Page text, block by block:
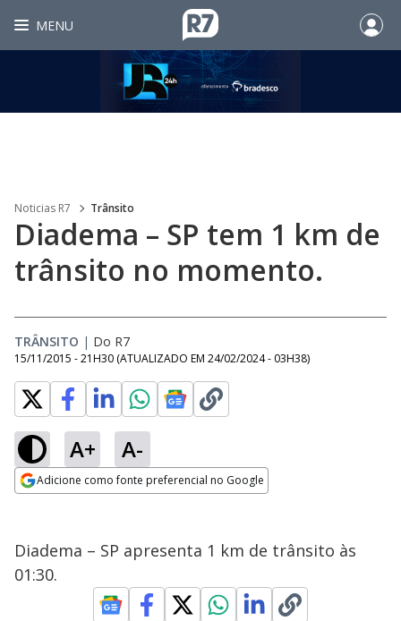
MENU
Noticias R7 Trânsito
Diadema – SP tem 1 km de
trânsito no momento.
TRÂNSITO | Do R7
15/11/2015 - 21H30 (ATUALIZADO EM 24/02/2024 - 03H38)
A+ A-
Adicione como fonte preferencial no Google
Diadema – SP apresenta 1 km de trânsito às
01:30.